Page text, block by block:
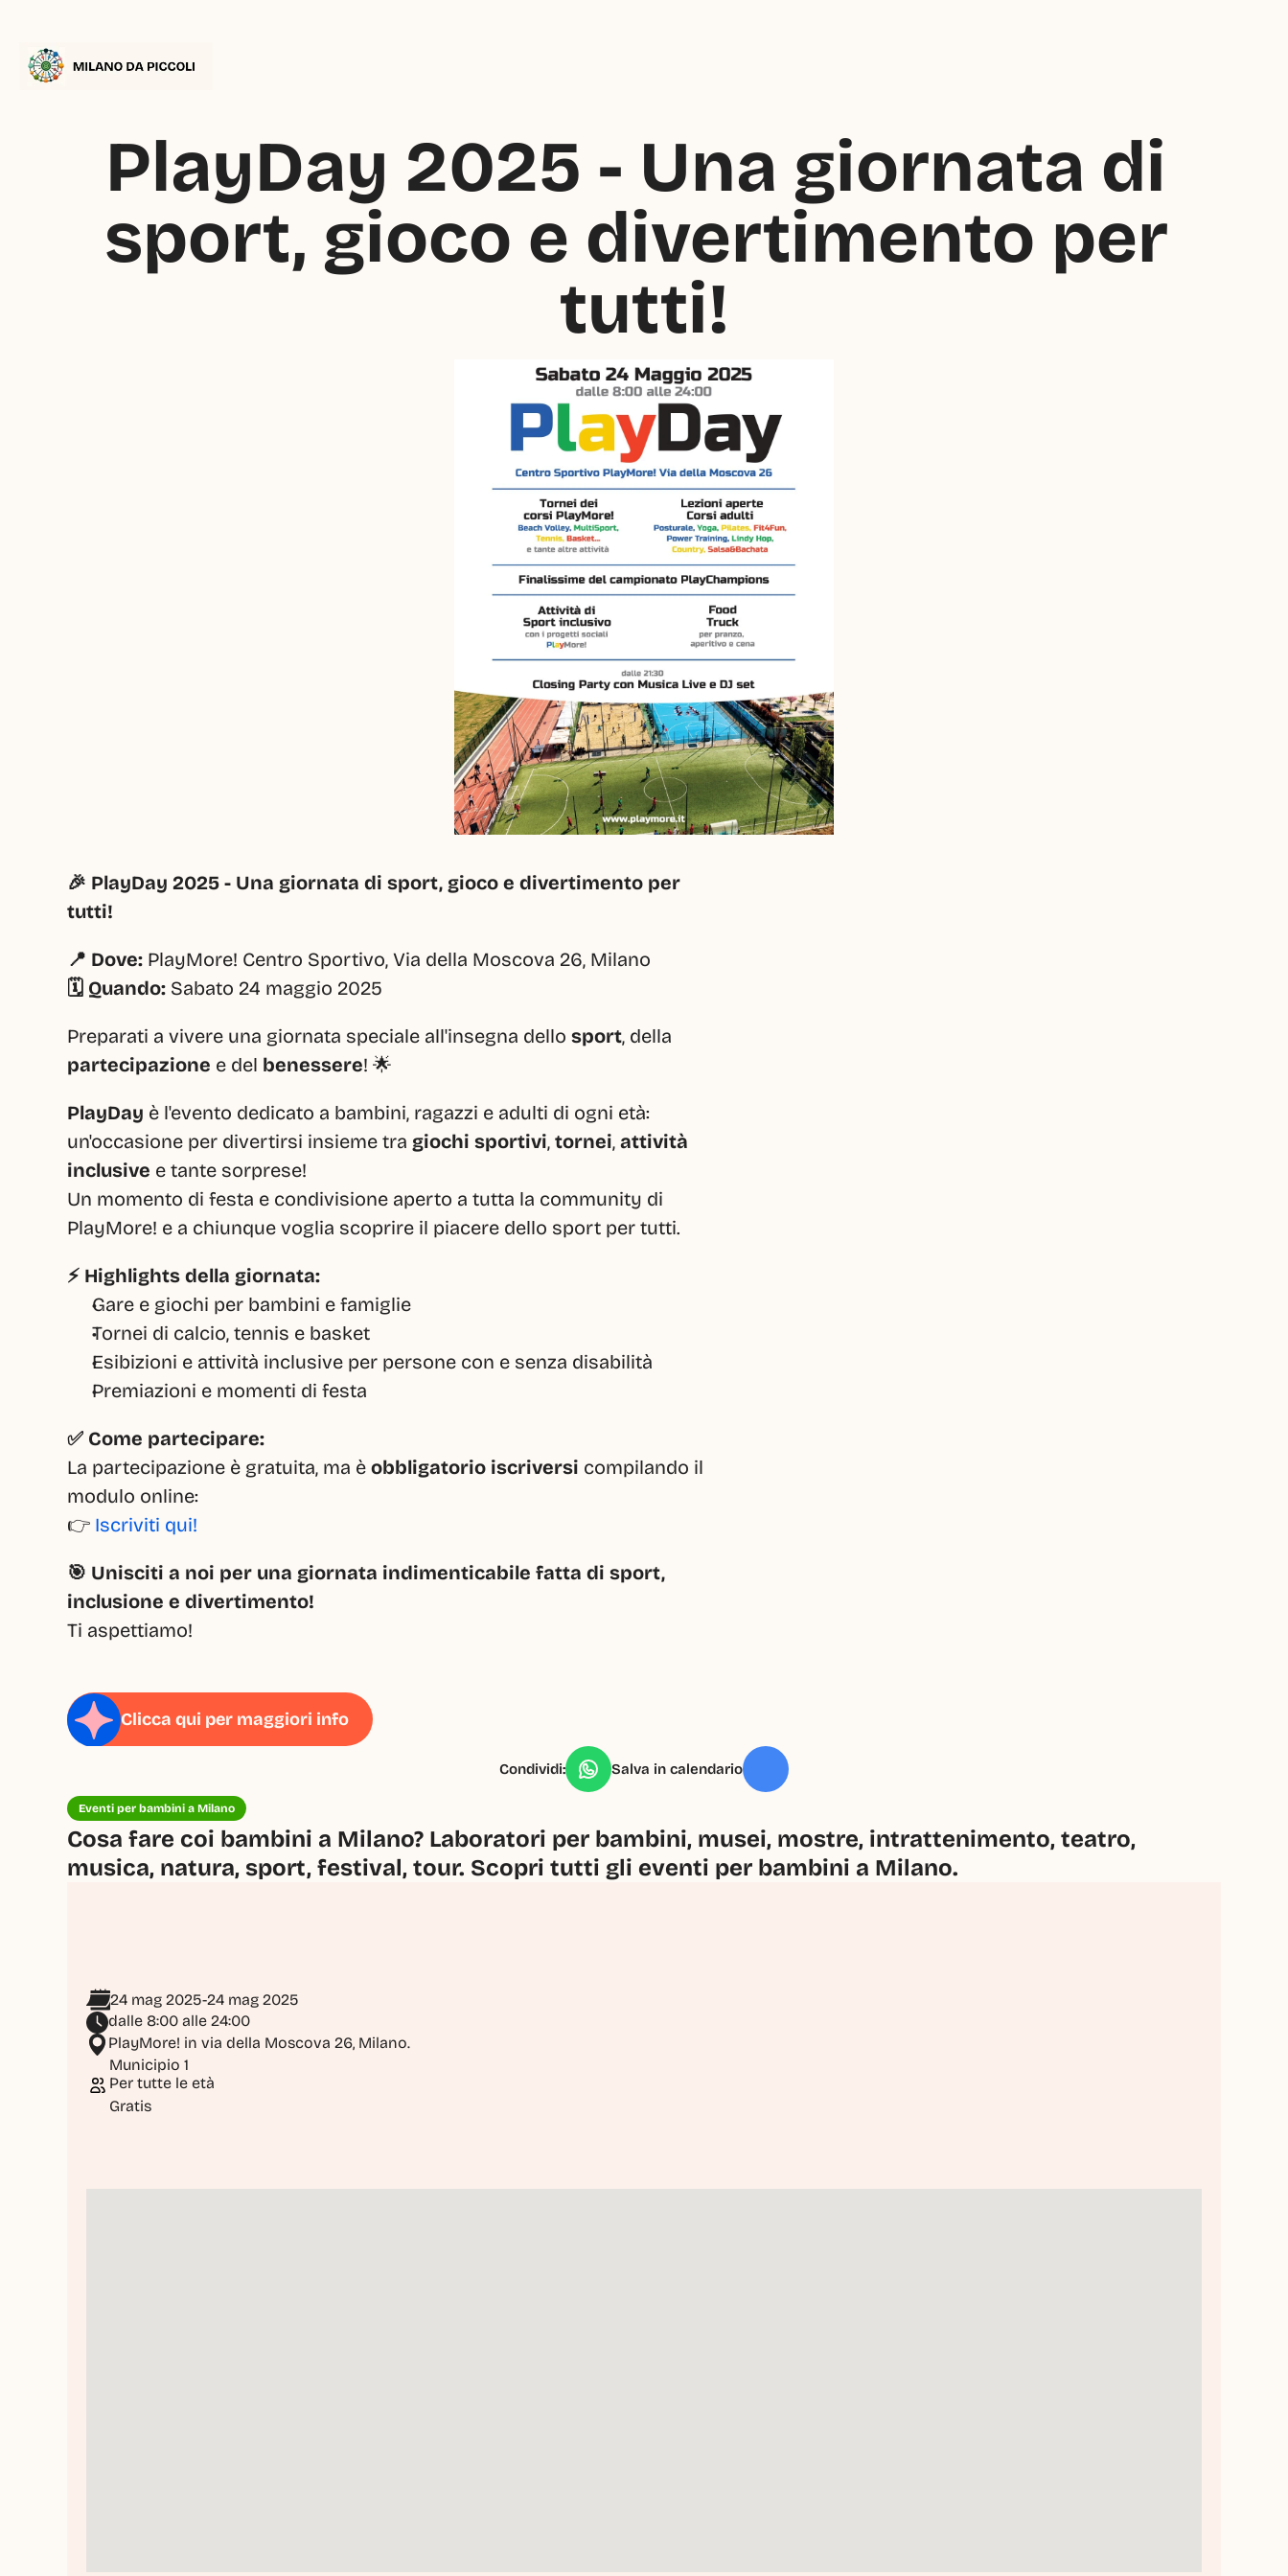
PlayDay 2025 - Una giornata di
sport, gioco e divertimento per
tutti!
🎉 PlayDay 2025 - Una giornata di sport, gioco e divertimento per
tutti!
📍 Dove: PlayMore! Centro Sportivo, Via della Moscova 26, Milano
🗓️ Quando: Sabato 24 maggio 2025
Preparati a vivere una giornata speciale all'insegna dello sport
partecipazione e del benessere! 🌟
PlayDay è l'evento dedicato a bambini, ragazzi e adulti di ogni età:
un'occasione per divertirsi insieme tra giochi sportivi, tornei, attività
inclusive e tante sorprese!
Un momento di festa e condivisione aperto a tutta la community di
PlayMore! e a chiunque voglia scoprire il piacere dello sport per tutti.
⚡ Highlights della giornata:
Gare e giochi per bambini e famiglie
Tornei di calcio, tennis e basket
Esibizioni e attività inclusive per persone con e senza disabilità
Premiazioni e momenti di festa
✅ Come partecipare:
La partecipazione è gratuita, ma è obbligatorio iscriversi compilando il
modulo online:
👉 Iscriviti qui!
🎯 Unisciti a noi per una giornata indimenticabile fatta di sport,
inclusione e divertimento!
Ti aspettiamo!
Clicca qui per maggiori info
Condividi: Salva in calendario
Eventi per bambini a Milano
Cosa fare coi bambini a Milano? Laboratori per bambini, musei, mostre, intrattenimento, teatro,
musica, natura, sport, festival, tour. Scopri tutti gli eventi per bambini a Milano.
24 mag 2025-24 mag 2025
dalle 8:00 alle 24:00
PlayMore! in via della Moscova 26, Milano.
Municipio 1
Per tutte le età
Gratis